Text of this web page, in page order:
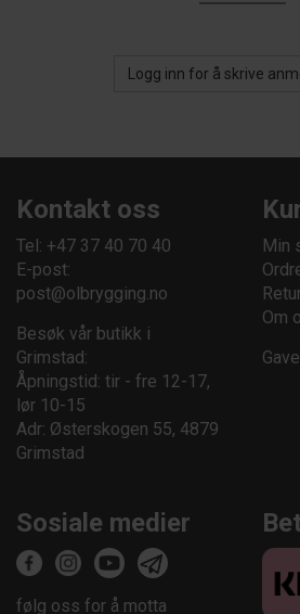
Logg inn for å skrive
Kontakt oss
Tel: +47 37 40 70 40
E-post:
post@olbrygging.no
Besøk vår butikk i
Grimstad:
Åpningstid: tir - fre 12-17,
lør 10-15
Adr: Østerskogen 55, 4879
Grimstad
Min
Om
Sosiale medier
følg oss for å motta